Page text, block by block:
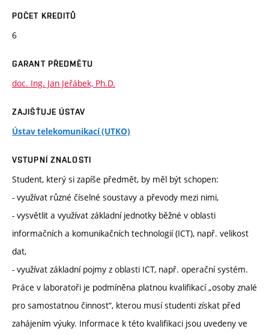
POČET KREDITŮ
6
GARANT PŘEDMĚTU
doc. Ing. Jan Jeřábek, Ph.D.
ZAJIŠŤUJE ÚSTAV
Ústav telekomunikací (UTKO)
VSTUPNÍ ZNALOSTI
Student, který si zapíše předmět, by měl být schopen:
- využívat různé číselné soustavy a převody mezi nimi,
- vysvětlit a využívat základní jednotky běžné v oblasti
informačních a komunikačních technologií (ICT), např. velikost
dat,
- využívat základní pojmy z oblasti ICT, např. operační systém.
Práce v laboratoři je podmíněna platnou kvalifikací „osoby znalé
pro samostatnou činnost“, kterou musí studenti získat před
zahájením výuky. Informace k této kvalifikaci jsou uvedeny ve